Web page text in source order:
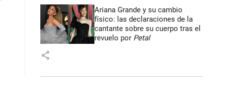
Ariana Grande y su cambio
físico: las declaraciones de la
cantante sobre su cuerpo tras el
revuelo por Petal
share